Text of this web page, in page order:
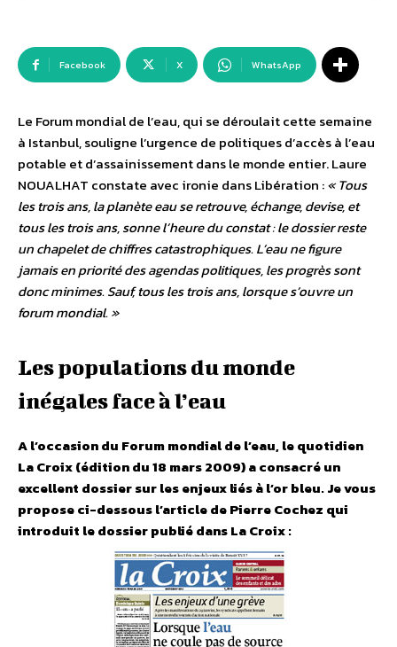
Facebook X WhatsApp
Le Forum mondial de l’eau, qui se déroulait cette semaine
à Istanbul, souligne l’urgence de politiques d’accès à l’eau
potable et d’assainissement dans le monde entier. Laure
NOUALHAT constate avec ironie dans Libération :« Tous
les trois ans, la planète eau se retrouve, échange, devise, et
tous les trois ans, sonne l’heure du constat : le dossier reste
un chapelet de chiffres catastrophiques. L’eau ne figure
jamais en priorité des agendas politiques, les progrès sont
donc minimes. Sauf, tous les trois ans, lorsque s’ouvre un
forum mondial. »
Les populations du monde
inégales face à l’eau
A l’occasion du Forum mondial de l’eau, le quotidien
La Croix (édition du 18 mars 2009) a consacré un
excellent dossier sur les enjeux liés à l’or bleu. Je vous
propose ci-dessous l’article de Pierre Cochez qui
introduit le dossier publié dans La Croix :